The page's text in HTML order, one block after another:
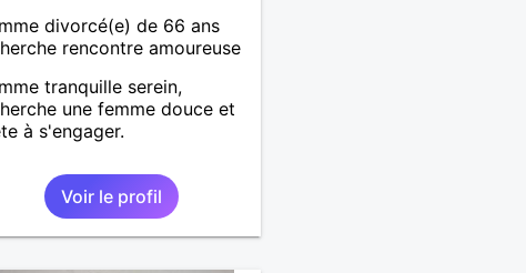
divorcé(e) de 66 ans
rencontre amoureuse
tranquille serein,
une femme douce et
à s'engager.
Voir le profil